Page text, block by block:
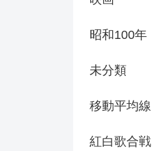
昭和100年
未分類
移動平均線
紅白歌合戦